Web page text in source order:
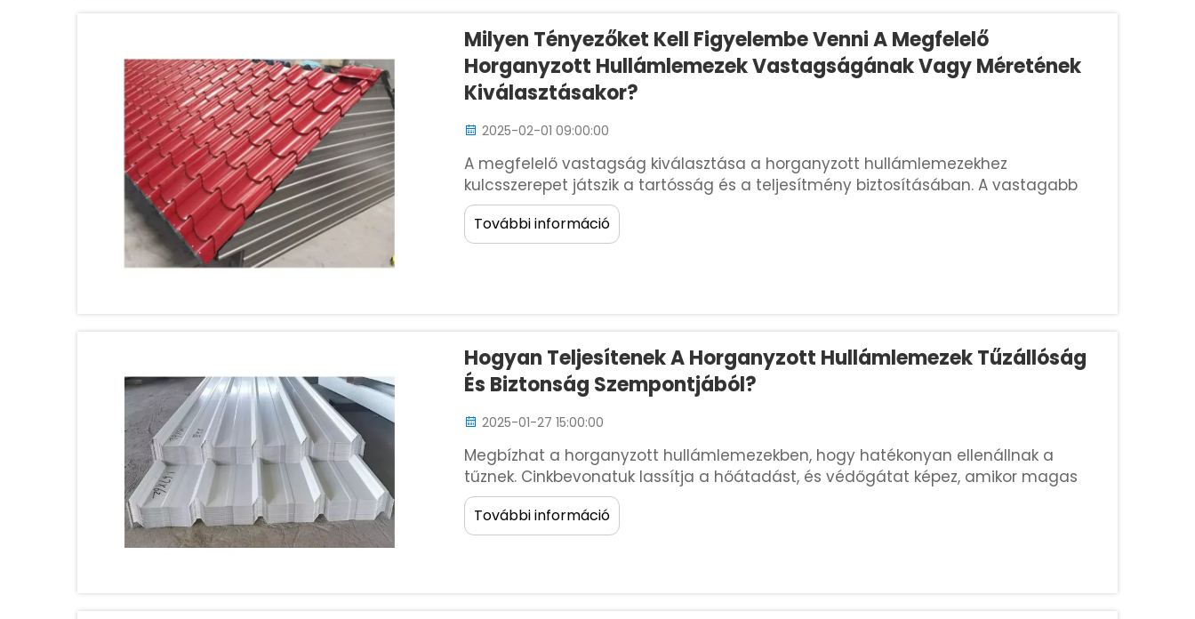
Milyen Tényezőket Kell Figyelembe Venni A Megfelelő
Horganyzott Hullámlemezek Vastagságának Vagy Méretének
Kiválasztásakor?
2025-02-01 09:00:00
A megfelelő vastagság kiválasztása a horganyzott hullámlemezekhez
kulcsszerepet játszik a tartósság és a teljesítmény biztosításában. A vastagabb
lemezek nehezebb terheket bírnak el, és jobban ellenállnak a zord időjárásnak, míg
a vékonyabbak könnyebb alkalmazásokhoz alkalmasak. Figyelembe kell venni ...
További információ
Hogyan Teljesítenek A Horganyzott Hullámlemezek Tűzállóság
És Biztonság Szempontjából?
2025-01-27 15:00:00
Megbízhat a horganyzott hullámlemezekben, hogy hatékonyan ellenállnak a
tűznek. Cinkbevonatuk lassítja a hőátadást, és védőgátat képez, amikor magas
hőmérsékletnek van kitéve. Ezek a lemezek nem égnek, ami csökkenti a tűz
terjedésének kockázatát. Th...
További információ